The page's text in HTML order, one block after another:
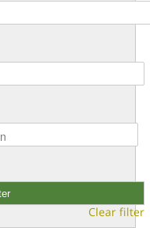
Clear filter